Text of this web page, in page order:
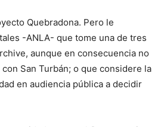
Quebradona. Pero le
-ANLA- que tome una de tres
aunque en consecuencia no
San Turbán; o que considere la
en audiencia pública a decidir